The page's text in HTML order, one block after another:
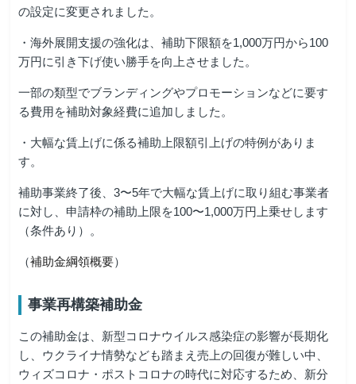
の設定に変更されました。
・海外展開支援の強化は、補助下限額を1,000万円から100
万円に引き下げ使い勝手を向上させました。
一部の類型でブランディングやプロモーションなどに要す
る費用を補助対象経費に追加しました。
・大幅な賃上げに係る補助上限額引上げの特例がありま
す。
補助事業終了後、3〜5年で大幅な賃上げに取り組む事業者
に対し、申請枠の補助上限を100〜1,000万円上乗せします
（条件あり）。
（補助金綱領概要）
事業再構築補助金
この補助金は、新型コロナウイルス感染症の影響が長期化
し、ウクライナ情勢なども踏まえ売上の回復が難しい中、
ウィズコロナ・ポストコロナの時代に対応するため、新分